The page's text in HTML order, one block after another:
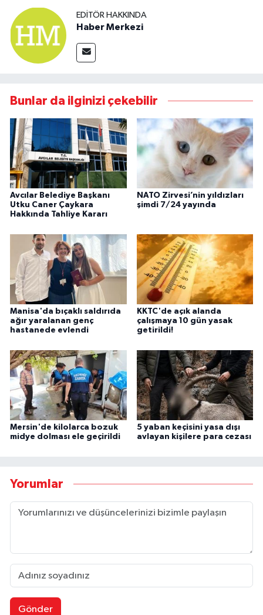
EDITÖR HAKKINDA
Haber Merkezi
Bunlar da ilginizi çekebilir
Avcılar Belediye Başkanı
Utku Caner Çaykara
Hakkında Tahliye Kararı
NATO Zirvesi’nin yıldızları
şimdi 7/24 yayında
Manisa'da bıçaklı saldırıda
ağır yaralanan genç
hastanede evlendi
KKTC'de açık alanda
çalışmaya 10 gün yasak
getirildi!
Mersin'de kilolarca bozuk
midye dolması ele geçirildi
5 yaban keçisini yasa dışı
avlayan kişilere para cezası
Yorumlar
Gönder